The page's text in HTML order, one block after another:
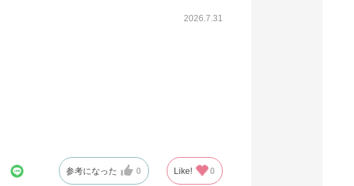
(13). 18×10.5×22cm(300枚)
2026.7.31
参考になった 0 Like! 0